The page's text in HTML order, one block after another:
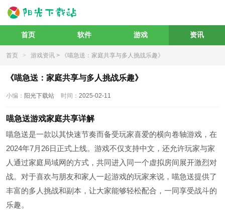
首页 软件 游戏 资讯
首页 > 游戏资讯 > 《喵急送：家庭共享与多人挑战乐趣》
《喵急送：家庭共享与多人挑战乐趣》
小编： 阳光下载站 时间： 2025-02-11
喵急送游戏家庭共享详解
喵急送是一款以其快速节奏而备受玩家喜爱的横向卷轴游戏，在
2024年7月26日正式上线。游戏不仅支持中文，还允许玩家与家
人通过家庭局域网的方式，共同进入同一个虚拟房间展开激烈对
战。对于喜欢与朋友和家人一起游戏的玩家来说，喵急送提供了
丰富的多人挑战和副本，让大家能够轻松配合，一同享受战斗的
乐趣。